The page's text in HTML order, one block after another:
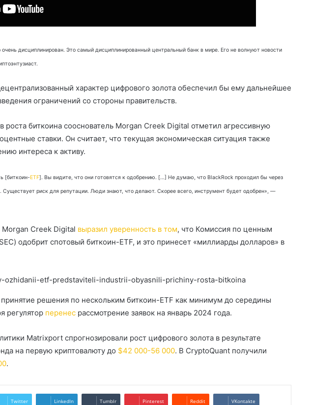
дисциплинирован. Это самый дисциплинированный центральный банк в мире. Его не волнуют новости
характер цифрового золота обеспечил бы ему дальнейшее
ограничений со стороны правительств.
роста биткоина сооснователь Morgan Creek Digital отметил агрессивную
ставки. Он считает, что текущая экономическая ситуация также
интереса к активу.
[биткоин-ETF]. Вы видите, что они готовятся к одобрению. […] Не думаю, что BlackRock проходил бы через
Существует риск для репутации. Люди знают, что делают. Скорее всего, инструмент будет одобрен», —
Morgan Creek Digital выразил уверенность в том, что Комиссия по ценным
одобрит спотовый биткоин-ETF, и это принесет «миллиарды долларов» в
ozhidanii-etf-predstaviteli-industrii-obyasnili-prichiny-rosta-bitkoina
принятие решения по нескольким биткоин-ETF как минимум до середины
регулятор перенес рассмотрение заявок на январь 2024 года.
Matrixport спрогнозировали рост цифрового золота в результате
на первую криптовалюту до $42 000-56 000. В CryptoQuant получили
.
Twitter LinkedIn Tumblr Pinterest Reddit VKontakte